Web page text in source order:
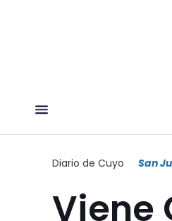
Diario de Cuyo San
Viene